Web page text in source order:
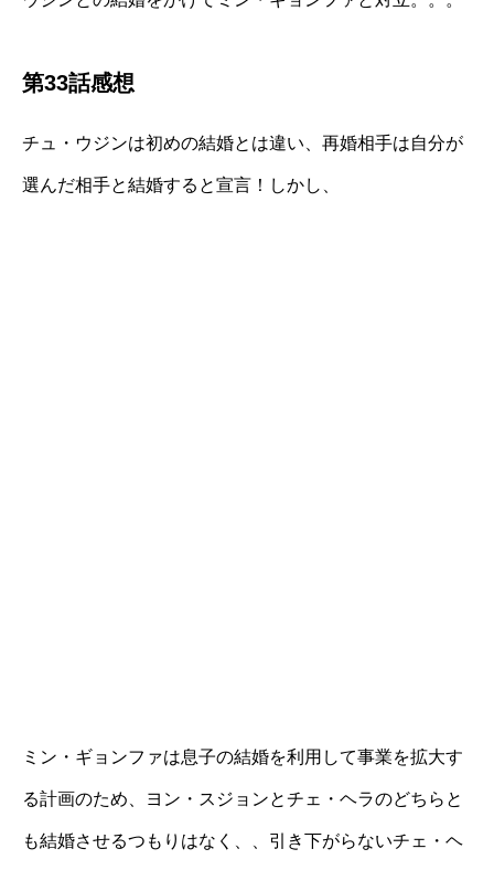
第33話感想
チュ・ウジンは初めの結婚とは違い、再婚相手は自分が
選んだ相手と結婚すると宣言！しかし、
ミン・ギョンファは息子の結婚を利用して事業を拡大す
る計画のため、ヨン・スジョンとチェ・ヘラのどちらと
も結婚させるつもりはなく、、引き下がらないチェ・ヘ